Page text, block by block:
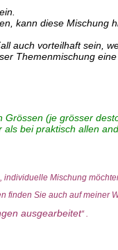
kann diese Mischung
auch vorteilhaft sein,
Themenmischung
(je grösser
bei praktisch allen
Mischung
finden Sie auch auf meiner
ausgearbeitet“ .